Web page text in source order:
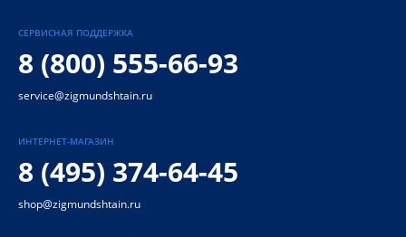
СЕРВИСНАЯ ПОДДЕРЖКА
8 (800) 555-66-93
service@zigmundshtain.ru
ИНТЕРНЕТ-МАГАЗИН
8 (495) 374-64-45
shop@zigmundshtain.ru